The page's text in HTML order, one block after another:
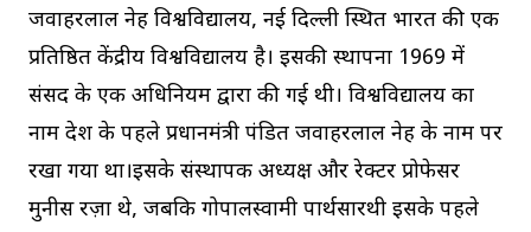
जवाहरलाल नेहरू विश्वविद्यालय, नई दिल्ली स्थित भारत की एक
प्रतिष्ठित केंद्रीय विश्वविद्यालय है। इसकी स्थापना 1969 में
संसद के एक अधिनियम द्वारा की गई थी। विश्वविद्यालय का
नाम देश के पहले प्रधानमंत्री पंडित जवाहरलाल नेहरू के नाम पर
रखा गया था।इसके संस्थापक अध्यक्ष और रेक्टर प्रोफेसर
मुनीस रज़ा थे, जबकि गोपालस्वामी पार्थसारथी इसके पहले